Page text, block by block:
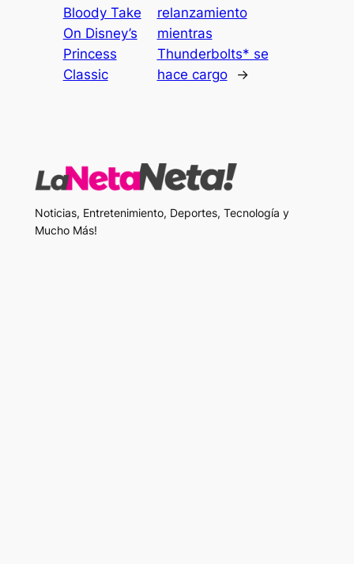
Bloody Take
On Disney’s
Princess
Classic
relanzamiento
mientras
Thunderbolts* se
hace cargo
→
Noticias, Entretenimiento, Deportes, Tecnología y
Mucho Más!